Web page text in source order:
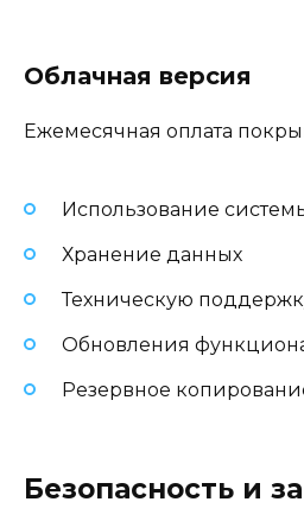
Облачная версия
Ежемесячная оплата
Использование
Хранение данных
Техническую
Обновления
Резервное
Безопасность и